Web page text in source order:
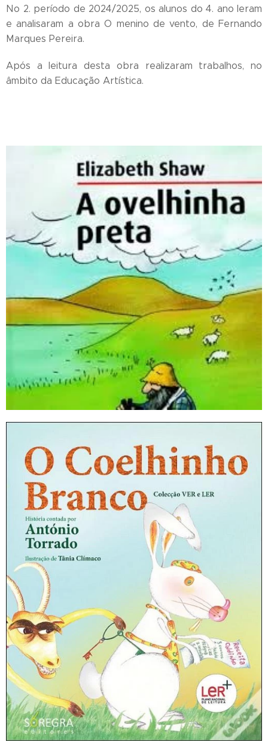
No 2. período de 2024/2025, os alunos do 4. ano leram
e analisaram a obra O menino de vento, de Fernando
Marques Pereira.
Após a leitura desta obra realizaram trabalhos, no
âmbito da Educação Artística.